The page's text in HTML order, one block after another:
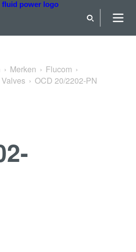
Valves
Merken
Flucom
OCD 20/2202-PN